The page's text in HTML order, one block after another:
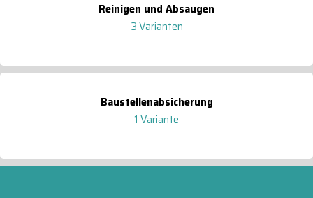
Reinigen und Absaugen
3 Varianten
Baustellenabsicherung
1 Variante